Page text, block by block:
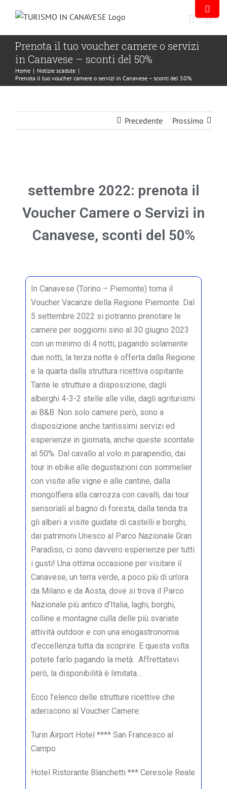
Prenota il tuo voucher camere o servizi
in Canavese – sconti del 50%
Home | Notizie scadute |
Prenota il tuo voucher camere o servizi in Canavese – sconti del 50%
Precedente Prossimo
settembre 2022: prenota il
Voucher Camere o Servizi in
Canavese, sconti del 50%
In Canavese (Torino – Piemonte) torna il
Voucher Vacanze della Regione Piemonte. Dal
5 settembre 2022 si potranno prenotare le
camere per soggiorni sino al 30 giugno 2023
con un minimo di 4 notti, pagando solamente
due notti, la terza notte è offerta dalla Regione
e la quarta dalla struttura ricettiva ospitante.
Tante le strutture a disposizione, dagli
alberghi 4-3-2 stelle alle ville, dagli agriturismi
ai B&B. Non solo camere però, sono a
disposizione anche tantissimi servizi ed
esperienze in giornata, anche queste scontate
al 50%. Dal cavallo al volo in parapendio, dai
tour in ebike alle degustazioni con sommelier
con visite alle vigne e alle cantine, dalla
mongolfiera alla carrozza con cavalli, dai tour
sensoriali al bagno di foresta, dalla tenda tra
gli alberi a visite guidate di castelli e borghi,
dai patrimoni Unesco al Parco Nazionale Gran
Paradiso, ci sono davvero esperienze per tutti
i gusti! Una ottima occasione per visitare il
Canavese, un terra verde, a poco più di un’ora
da Milano e da Aosta, dove si trova il Parco
Nazionale più antico d’Italia, laghi, borghi,
colline e montagne culla delle più svariate
attività outdoor e con una enogastronomia
d’eccellenza tutta da scoprire. E questa volta
potete farlo pagando la metà. Affrettatevi
però, la disponibilità è limitata…
Ecco l’elenco delle strutture ricettive che
aderiscono al Voucher Camere:
Turin Airport Hotel **** San Francesco al
Campo
Hotel Ristorante Blanchetti *** Ceresole Reale